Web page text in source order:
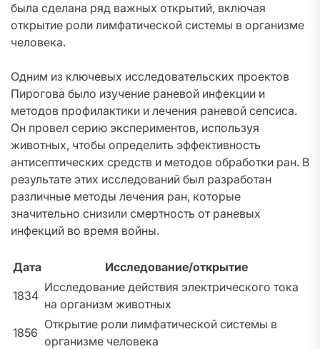
была сделана ряд важных открытий, включая
открытие роли лимфатической системы в организме
человека.
Одним из ключевых исследовательских проектов
Пирогова было изучение раневой инфекции и
методов профилактики и лечения раневой сепсиса.
Он провел серию экспериментов, используя
животных, чтобы определить эффективность
антисептических средств и методов обработки ран. В
результате этих исследований был разработан
различные методы лечения ран, которые
значительно снизили смертность от раневых
инфекций во время войны.
Дата
Исследование/открытие
1834
Исследование действия электрического тока
на организм животных
1856
Открытие роли лимфатической системы в
организме человека